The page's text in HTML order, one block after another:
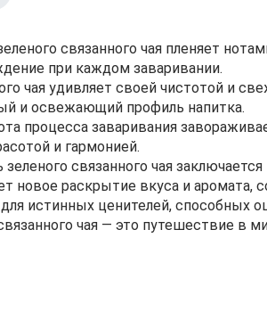
связанного чая пленяет
при каждом заваривании.
чая удивляет своей чистотой и
и освежающий профиль напитка.
процесса заваривания
и гармонией.
связанного чая
новое раскрытие вкуса и аромата,
истинных ценителей, способных
чая — это путешествие в